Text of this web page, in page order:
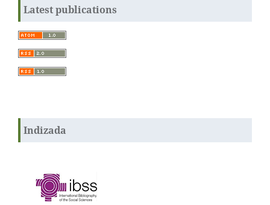
Latest publications
Indizada